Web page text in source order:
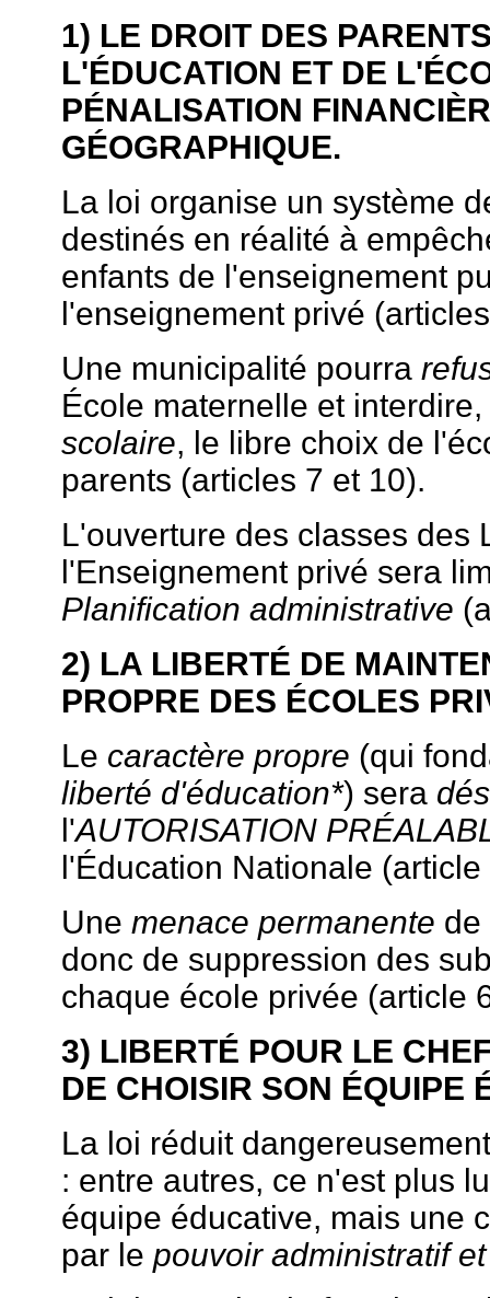
1) LE DROIT DES
L'ÉDUCATION ET DE
PÉNALISATION
GÉOGRAPHIQUE.
La loi organise un système
destinés en réalité à
enfants de l'enseignement
l'enseignement privé
Une municipalité pourra
École maternelle et interdire,
scolaire, le libre choix de
parents (articles 7 et 10).
L'ouverture des classes des
l'Enseignement privé sera
Planification administrative
2) LA LIBERTÉ DE
PROPRE DES ÉCOLES
Le caractère propre (qui
liberté d'éducation*) sera
l'AUTORISATION
l'Éducation Nationale (article
Une menace permanente de
donc de suppression des
chaque école privée (article
3) LIBERTÉ POUR LE
DE CHOISIR SON ÉQUIPE
La loi réduit
: entre autres, ce n'est plus
équipe éducative, mais une
par le pouvoir administratif